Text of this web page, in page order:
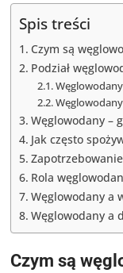
Spis treści
Czym są
Podział
Węglowodany –
Jak często
Rola
Węglowodany a
Węglowodany a
Czym są